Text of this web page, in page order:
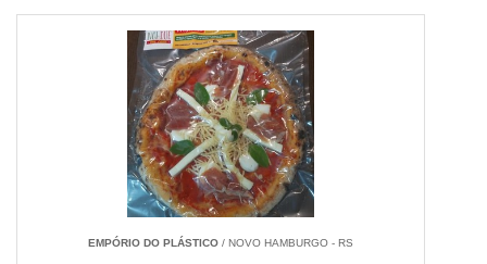
EMPÓRIO DO PLÁSTICO / NOVO HAMBURGO - RS